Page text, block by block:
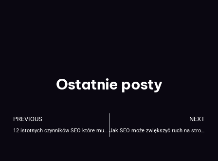
Ostatnie posty
PREVIOUS
12 istotnych czynników SEO które musisz znać!
NEXT
Jak SEO może zwiększyć ruch na stronie?